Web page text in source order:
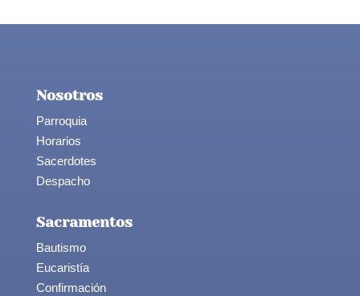
Nosotros
Parroquia
Horarios
Sacerdotes
Despacho
Sacramentos
Bautismo
Eucaristía
Confirmación